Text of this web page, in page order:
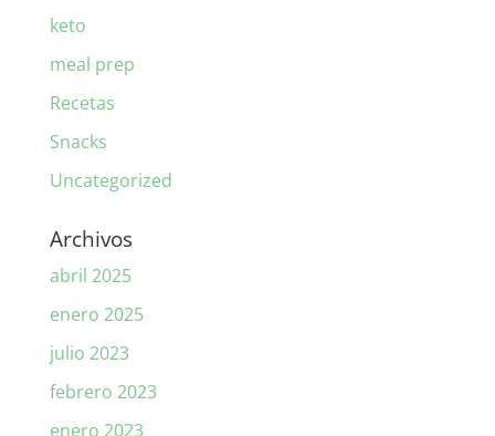
keto
meal prep
Recetas
Snacks
Uncategorized
Archivos
abril 2025
enero 2025
julio 2023
febrero 2023
enero 2023